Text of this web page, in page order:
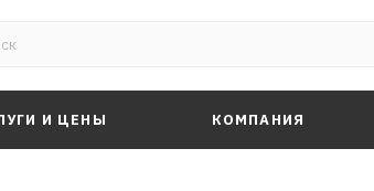
И ЦЕНЫ КОМПАНИЯ